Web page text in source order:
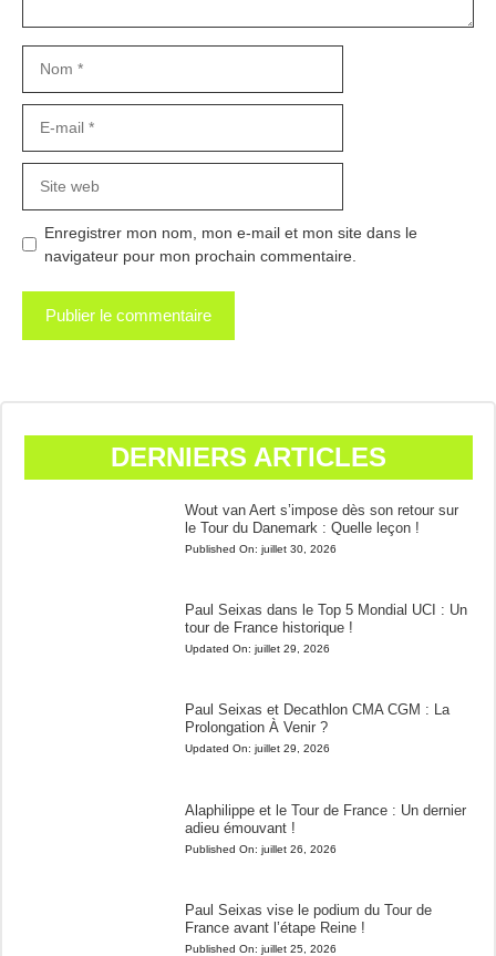
mail
web
Enregistrer mon nom, mon e-mail et mon site dans le
navigateur pour mon prochain commentaire.
DERNIERS ARTICLES
Wout van Aert s’impose dès son retour sur
le Tour du Danemark : Quelle leçon !
Published On: juillet 30, 2026
Paul Seixas dans le Top 5 Mondial UCI : Un
tour de France historique !
Updated On: juillet 29, 2026
Paul Seixas et Decathlon CMA CGM : La
Prolongation À Venir ?
Updated On: juillet 29, 2026
Alaphilippe et le Tour de France : Un dernier
adieu émouvant !
Published On: juillet 26, 2026
Paul Seixas vise le podium du Tour de
France avant l’étape Reine !
Published On: juillet 25, 2026